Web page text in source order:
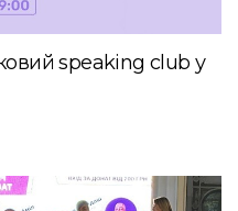
speaking club у